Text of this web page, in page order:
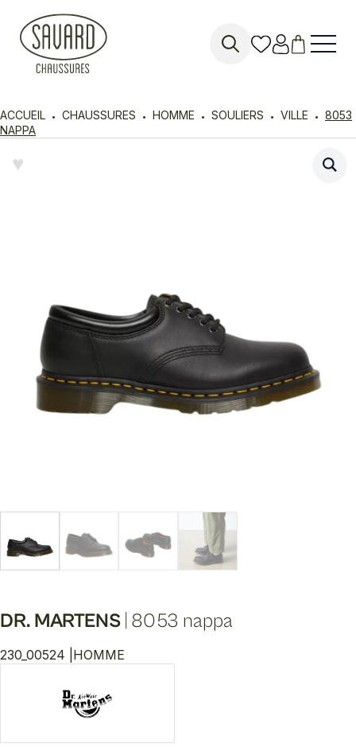
ACCUEIL CHAUSSURES HOMME SOULIERS VILLE
8053
NAPPA
♥︎
DR. MARTENS 8053 nappa
230_00524 | HOMME